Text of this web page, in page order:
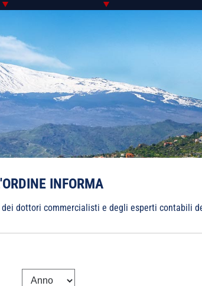
INFORMA
dei dottori commercialisti e degli esperti contabili